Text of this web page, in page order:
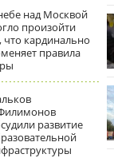
над Москвой
произойти
что кардинально
правила
развитие